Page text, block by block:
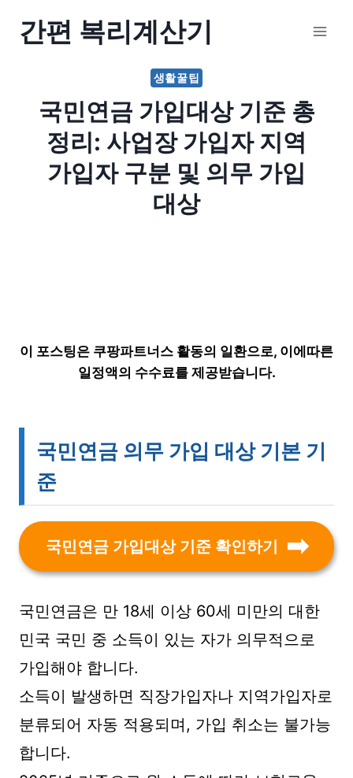
간편 복리계산기
생활꿀팁
국민연금 가입대상 기준 총
정리: 사업장 가입자 지역
가입자 구분 및 의무 가입
대상
이 포스팅은 쿠팡파트너스 활동의 일환으로, 이에따른
일정액의 수수료를 제공받습니다.
국민연금 의무 가입 대상 기본 기
준
국민연금 가입대상 기준 확인하기
국민연금은 만 18세 이상 60세 미만의 대한
민국 국민 중 소득이 있는 자가 의무적으로
가입해야 합니다.
소득이 발생하면 직장가입자나 지역가입자로
분류되어 자동 적용되며, 가입 취소는 불가능
합니다.